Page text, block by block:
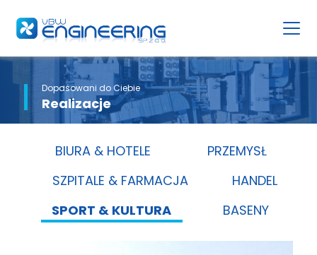
Dopasowani do Ciebie
Realizacje
BIURA & HOTELE
PRZEMYSŁ
SZPITALE & FARMACJA
HANDEL
SPORT & KULTURA
BASENY